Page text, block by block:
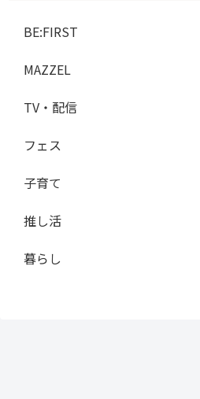
BE:FIRST
MAZZEL
TV・配信
フェス
子育て
推し活
暮らし